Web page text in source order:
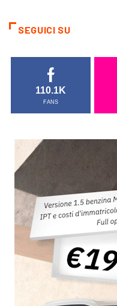
SEGUICI SU
110.1K
FANS